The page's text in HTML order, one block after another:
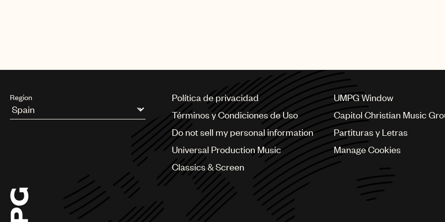
Region
Argentina
Chile
China
Colombia
Política de privacidad
Términos y Condiciones de Uso
Do not sell my personal information
Universal Production Music
Classics & Screen
UMPG Window
Capitol Christian Music
Partituras y Letras
Manage Cookies